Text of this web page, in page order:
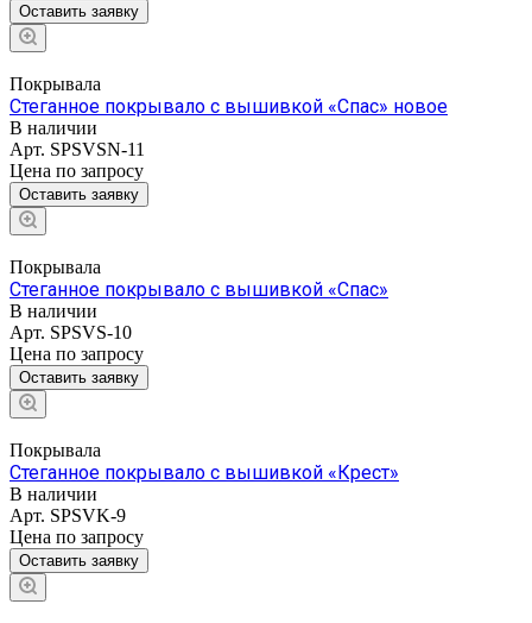
Оставить заявку
Покрывала
Стеганное покрывало с вышивкой «Спас» новое
В наличии
Арт. SPSVSN-11
Цена по запросу
Оставить заявку
Покрывала
Стеганное покрывало с вышивкой «Спас»
В наличии
Арт. SPSVS-10
Цена по запросу
Оставить заявку
Покрывала
Стеганное покрывало с вышивкой «Крест»
В наличии
Арт. SPSVK-9
Цена по запросу
Оставить заявку